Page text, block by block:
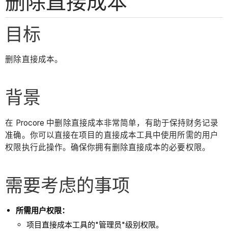
目标
删除直接成本。
背景
在 Procore 中删除直接成本非常简单，有助于保持财务记录
准确。你可以直接在项目的直接成本工具中使用所需的用户
权限执行此操作。确保你拥有删除直接成本的必要权限。
需要考虑的事项
所需用户权限：
项目直接成本工具的"管理员"级别权限。